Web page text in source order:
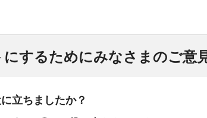
するためにみなさまのご意
立ちましたか？